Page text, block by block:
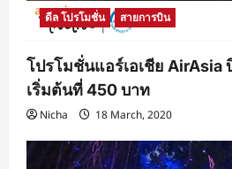
ดีล โปรโมชั่น สายการบิน
โปรโมชั่นแอร์เอเชีย AirAsia
เริ่มต้นที่ 450 บาท
Nicha 18 March, 2020